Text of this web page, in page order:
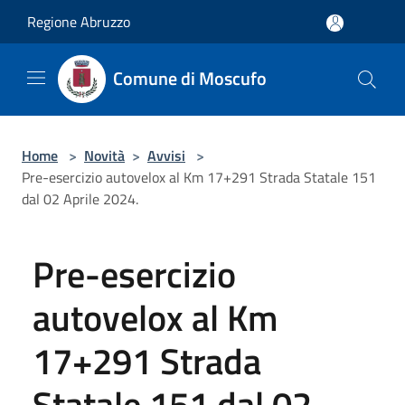
Regione Abruzzo
Comune di Moscufo
Home > Novità > Avvisi >
Pre-esercizio autovelox al Km 17+291 Strada Statale 151
dal 02 Aprile 2024.
Pre-esercizio
autovelox al Km
17+291 Strada